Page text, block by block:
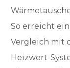
So erreicht
Vergleich mit
Heizwert-